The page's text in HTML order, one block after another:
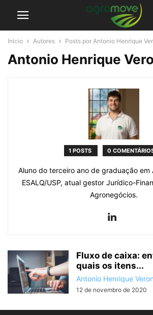
Início Autores Posts por Antonio Henrique
Antonio Henrique
1 POSTS 0
Aluno do terceiro ano de graduação em
ESALQ/USP, atual gestor Jurídico-
Agronegócios.
Fluxo de caixa:
quais os itens...
Antonio Henrique
12 de novembro de 2020